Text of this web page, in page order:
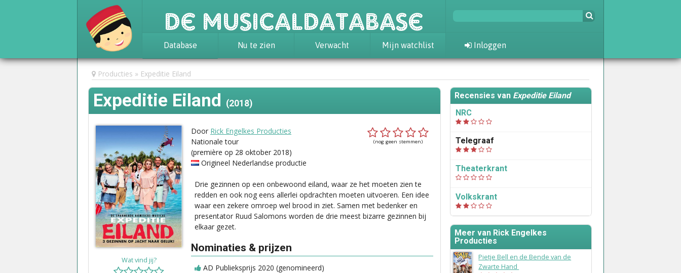
De Musicaldatabase
Database
Achtergrond
Awards
Statistieken
Nu te zien Verwacht Mijn watchlist Inloggen
Producties Expeditie Eiland
Expeditie Eiland (2018)
Wat vind jij?
(nog geen stemmen)
Door Rick Engelkes Producties
Nationale tour
(première op 28 oktober 2018)
Origineel Nederlandse productie
Drie gezinnen op een onbewoond eiland, waar ze het moeten zien te
redden en ook nog eens allerlei opdrachten moeten uitvoeren. Een idee
waar een zekere omroep wel brood in ziet. Samen met bedenker en
presentator Ruud Salomons worden de drie meest bizarre gezinnen bij
elkaar gezet.
Nominaties & prijzen
AD Publieksprijs 2020 (genomineerd)
Recensies van Expeditie Eiland
NRC
Telegraaf
Theaterkrant
Volkskrant
Meer van Rick Engelkes
Producties
Pietje Bell en de Bende van de
Zwarte Hand